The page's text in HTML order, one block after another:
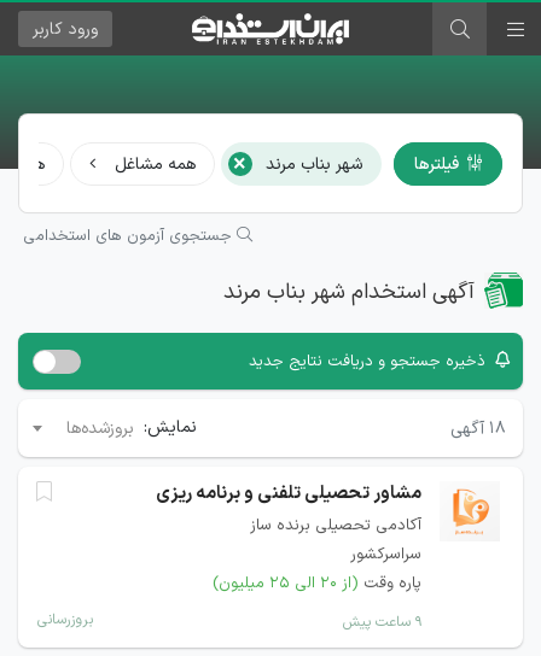
ورود کاربر
فیلترها شهر بناب مرند × همه مشاغل همه
جستجوی آزمون های استخدامی
آگهی استخدام شهر بناب مرند
ذخیره جستجو و دریافت نتایج جدید
۱۸ آگهی نمایش: بروزشده‌ها
مشاور تحصیلی تلفنی و برنامه ریزی
آکادمی تحصیلی برنده ساز
سراسرکشور
پاره وقت (از ۲۰ الی ۲۵ میلیون)
۹ ساعت پیش بروزرسانی